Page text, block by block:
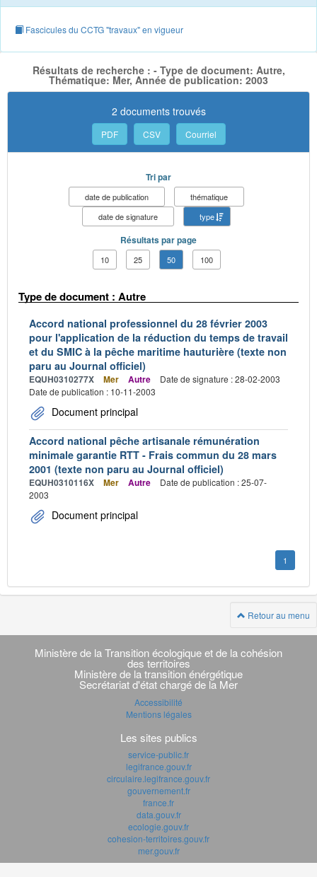
Fascicules du CCTG "travaux" en vigueur
Résultats de recherche : - Type de document: Autre,
Thématique: Mer, Année de publication: 2003
2 documents trouvés
PDF CSV Courriel
Tri par
date de publication
thématique
date de signature
type
Résultats par page
10 25 50 100
Type de document : Autre
Accord national professionnel du 28 février 2003
pour l'application de la réduction du temps de travail
et du SMIC à la pêche maritime hauturière (texte non
paru au Journal officiel)
EQUH0310277X Mer Autre
Date de signature : 28-02-2003
Date de publication : 10-11-2003
Document principal
Accord national pêche artisanale rémunération
minimale garantie RTT - Frais commun du 28 mars
2001 (texte non paru au Journal officiel)
EQUH0310116X Mer Autre
Date de publication : 25-07-
2003
Document principal
1
Retour au menu
Navigation
transverse
Ministère de la Transition écologique et de la cohésion
des territoires
Ministère de la transition énérgétique
Secrétariat d'état chargé de la Mer
Accessibilité
Mentions légales
Les sites publics
service-public.fr
legifrance.gouv.fr
circulaire.legifrance.gouv.fr
gouvernement.fr
france.fr
data.gouv.fr
ecologie.gouv.fr
cohesion-territoires.gouv.fr
mer.gouv.fr